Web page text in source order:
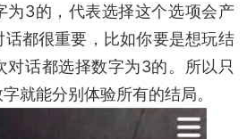
为3的，代表选择这个选项会产
都很重要，比如你要是想玩结
对话都选择数字为3的。所以只
就能分别体验所有的结局。